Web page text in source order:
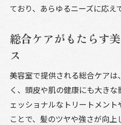
ており、あらゆるニーズに応え
総合ケアがもたらす
ス
美容室で提供される総合ケア
く、頭皮や肌の健康にも大き
ェッショナルなトリートメン
ことで、髪のツヤや強さが向